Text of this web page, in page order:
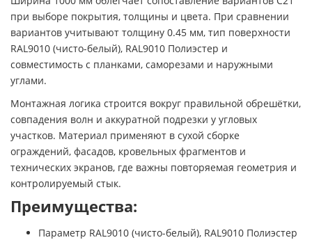
при выборе покрытия, толщины и цвета. При сравнении
вариантов учитывают толщину 0.45 мм, тип поверхности
RAL9010 (чисто-белый), RAL9010 Полиэстер и
совместимость с планками, саморезами и наружными
углами.
Монтажная логика строится вокруг правильной обрешётки,
совпадения волн и аккуратной подрезки у угловых
участков. Материал применяют в сухой сборке
ограждений, фасадов, кровельных фрагментов и
технических экранов, где важны повторяемая геометрия и
контролируемый стык.
Преимущества:
Параметр RAL9010 (чисто-белый), RAL9010 Полиэстер